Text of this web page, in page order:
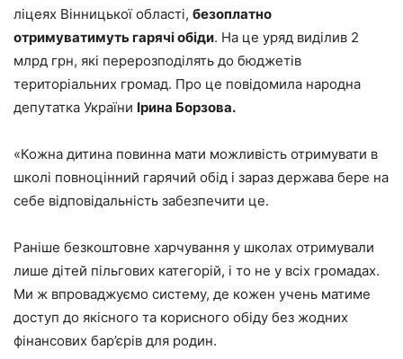
ліцеях Вінницької області, безоплатно
отримуватимуть гарячі обіди. На це уряд виділив 2
млрд грн, які перерозподілять до бюджетів
територіальних громад. Про це повідомила народна
депутатка України Ірина Борзова.
«Кожна дитина повинна мати можливість отримувати в
школі повноцінний гарячий обід і зараз держава бере на
себе відповідальність забезпечити це.
Раніше безкоштовне харчування у школах отримували
лише дітей пільгових категорій, і то не у всіх громадах.
Ми ж впроваджуємо систему, де кожен учень матиме
доступ до якісного та корисного обіду без жодних
фінансових бар’єрів для родин.